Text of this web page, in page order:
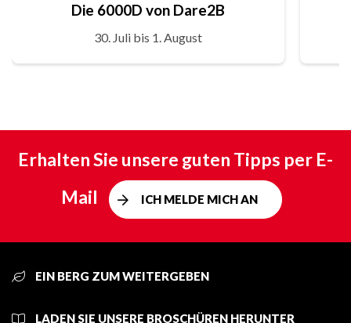
Die 6000D von Dare2B
30. Juli bis 1. August
Erhalten Sie unsere guten Tipps per E-
Mail
ICH MELDE MICH AN
EIN BERG ZUM WEITERGEBEN
LADEN SIE UNSERE BROSCHÜREN HERUNTER